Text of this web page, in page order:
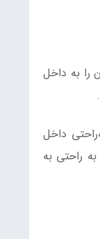
را به داخل
داخل
راحتی به